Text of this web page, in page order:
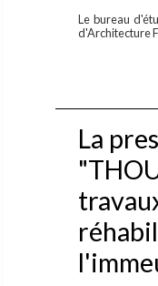
Le bureau
d'Architecture
La